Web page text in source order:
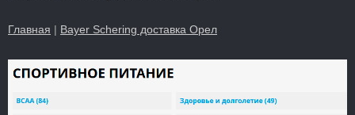
Главная | Bayer Schering доставка Орел